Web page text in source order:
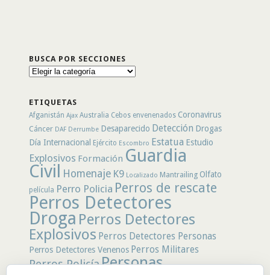
BUSCA POR SECCIONES
Busca
ETIQUETAS
Afganistán Ajax Australia Cebos envenenados Coronavirus
Cáncer DAF Derrumbe Desaparecido Detección Drogas
Día Internacional Ejército Escombro Estatua Estudio
Explosivos Formación Guardia
Civil Homenaje K9 Localizado Mantrailing Olfato
película Perro Policia Perros de rescate
Perros Detectores
Droga Perros Detectores
Explosivos Perros Detectores Personas
Perros Detectores Venenos Perros Militares
Perros PolicíaPersonas